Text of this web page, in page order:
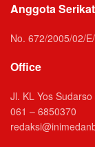
Anggota
No. 672/2005/02/
Office
Jl. KL Yos
061 – 6850370